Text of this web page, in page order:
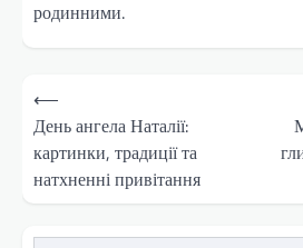
родинними.
Навігація
записів
⟵
День ангела Наталії:
картинки, традиції та
натхненні привітання